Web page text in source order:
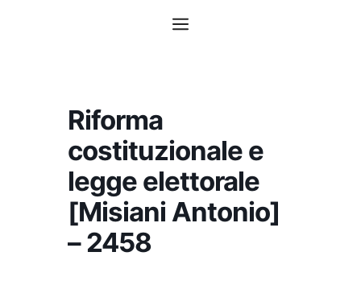
Menu
Riforma
costituzionale e
legge elettorale
[Misiani Antonio]
– 2458